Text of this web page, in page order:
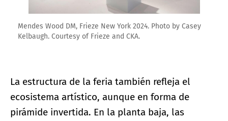
Mendes Wood DM, Frieze New York 2024. Photo by Casey
Kelbaugh. Courtesy of Frieze and CKA.
La estructura de la feria también refleja el
ecosistema artístico, aunque en forma de
pirámide invertida. En la planta baja, las